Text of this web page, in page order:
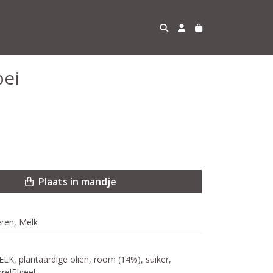
Plaats in mandje
Melk
plantaardige oliën, room (14%), suiker,